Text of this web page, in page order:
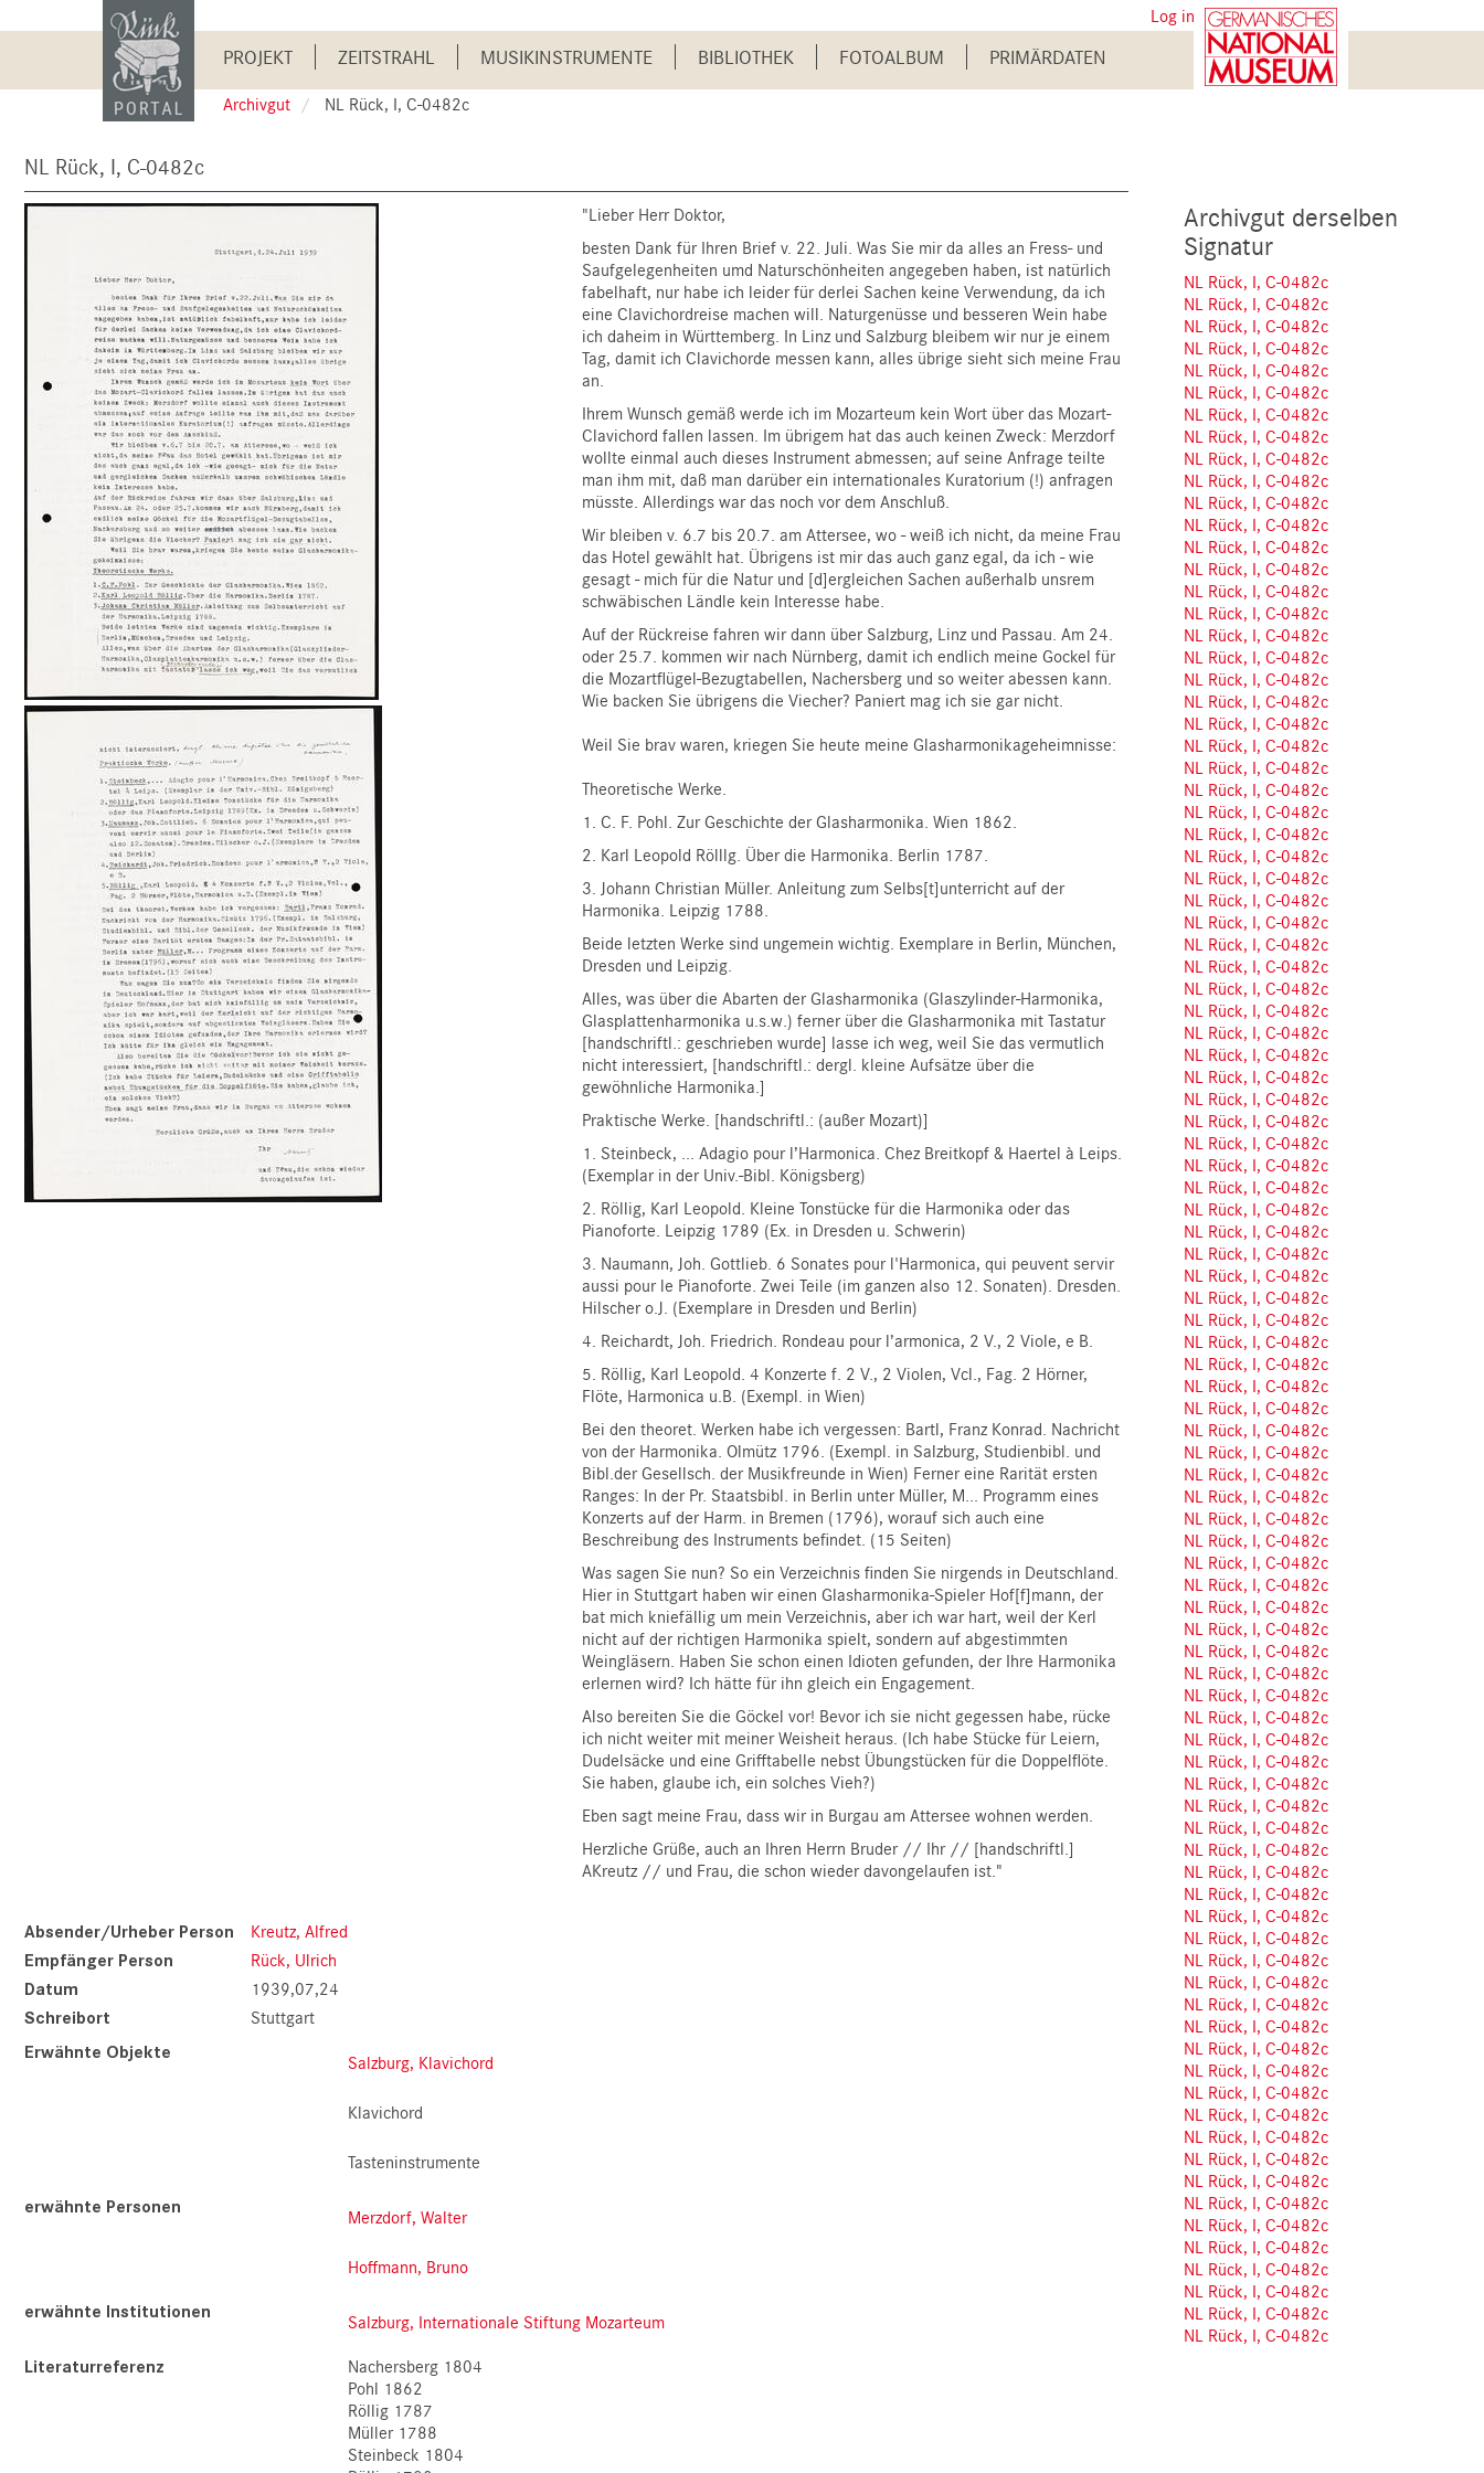
to
User
account
menu
Log in
Main
navigation
PROJEKT ZEITSTRAHL MUSIKINSTRUMENTE BIBLIOTHEK FOTOALBUM PRIMÄRDATEN
Archivgut NL Rück, I, C-0482c
NL Rück, I, C-0482c
"Lieber Herr Doktor,
besten Dank für Ihren Brief v. 22. Juli. Was Sie mir da alles an Fress- und
Saufgelegenheiten umd Naturschönheiten angegeben haben, ist natürlich
fabelhaft, nur habe ich leider für derlei Sachen keine Verwendung, da ich
eine Clavichordreise machen will. Naturgenüsse und besseren Wein habe
ich daheim in Württemberg. In Linz und Salzburg bleibem wir nur je einem
Tag, damit ich Clavichorde messen kann, alles übrige sieht sich meine Frau
an.
Ihrem Wunsch gemäß werde ich im Mozarteum kein Wort über das Mozart-
Clavichord fallen lassen. Im übrigem hat das auch keinen Zweck: Merzdorf
wollte einmal auch dieses Instrument abmessen; auf seine Anfrage teilte
man ihm mit, daß man darüber ein internationales Kuratorium (!) anfragen
müsste. Allerdings war das noch vor dem Anschluß.
Wir bleiben v. 6.7 bis 20.7. am Attersee, wo - weiß ich nicht, da meine Frau
das Hotel gewählt hat. Übrigens ist mir das auch ganz egal, da ich - wie
gesagt - mich für die Natur und [d]ergleichen Sachen außerhalb unsrem
schwäbischen Ländle kein Interesse habe.
Auf der Rückreise fahren wir dann über Salzburg, Linz und Passau. Am 24.
oder 25.7. kommen wir nach Nürnberg, damit ich endlich meine Gockel für
die Mozartflügel-Bezugtabellen, Nachersberg und so weiter abessen kann.
Wie backen Sie übrigens die Viecher? Paniert mag ich sie gar nicht.
Weil Sie brav waren, kriegen Sie heute meine Glasharmonikageheimnisse:
Theoretische Werke.
1. C. F. Pohl. Zur Geschichte der Glasharmonika. Wien 1862.
2. Karl Leopold Rölllg. Über die Harmonika. Berlin 1787.
3. Johann Christian Müller. Anleitung zum Selbs[t]unterricht auf der
Harmonika. Leipzig 1788.
Beide letzten Werke sind ungemein wichtig. Exemplare in Berlin, München,
Dresden und Leipzig.
Alles, was über die Abarten der Glasharmonika (Glaszylinder-Harmonika,
Glasplattenharmonika u.s.w.) ferner über die Glasharmonika mit Tastatur
[handschriftl.: geschrieben wurde] lasse ich weg, weil Sie das vermutlich
nicht interessiert, [handschriftl.: dergl. kleine Aufsätze über die
gewöhnliche Harmonika.]
Praktische Werke. [handschriftl.: (außer Mozart)]
1. Steinbeck, ... Adagio pour l’Harmonica. Chez Breitkopf & Haertel à Leips.
(Exemplar in der Univ.-Bibl. Königsberg)
2. Röllig, Karl Leopold. Kleine Tonstücke für die Harmonika oder das
Pianoforte. Leipzig 1789 (Ex. in Dresden u. Schwerin)
3. Naumann, Joh. Gottlieb. 6 Sonates pour l'Harmonica, qui peuvent servir
aussi pour le Pianoforte. Zwei Teile (im ganzen also 12. Sonaten). Dresden.
Hilscher o.J. (Exemplare in Dresden und Berlin)
4. Reichardt, Joh. Friedrich. Rondeau pour l’armonica, 2 V., 2 Viole, e B.
5. Röllig, Karl Leopold. 4 Konzerte f. 2 V., 2 Violen, Vcl., Fag. 2 Hörner,
Flöte, Harmonica u.B. (Exempl. in Wien)
Bei den theoret. Werken habe ich vergessen: Bartl, Franz Konrad. Nachricht
von der Harmonika. Olmütz 1796. (Exempl. in Salzburg, Studienbibl. und
Bibl.der Gesellsch. der Musikfreunde in Wien) Ferner eine Rarität ersten
Ranges: In der Pr. Staatsbibl. in Berlin unter Müller, M... Programm eines
Konzerts auf der Harm. in Bremen (1796), worauf sich auch eine
Beschreibung des Instruments befindet. (15 Seiten)
Was sagen Sie nun? So ein Verzeichnis finden Sie nirgends in Deutschland.
Hier in Stuttgart haben wir einen Glasharmonika-Spieler Hof[f]mann, der
bat mich kniefällig um mein Verzeichnis, aber ich war hart, weil der Kerl
nicht auf der richtigen Harmonika spielt, sondern auf abgestimmten
Weingläsern. Haben Sie schon einen Idioten gefunden, der Ihre Harmonika
erlernen wird? Ich hätte für ihn gleich ein Engagement.
Also bereiten Sie die Göckel vor! Bevor ich sie nicht gegessen habe, rücke
ich nicht weiter mit meiner Weisheit heraus. (Ich habe Stücke für Leiern,
Dudelsäcke und eine Grifftabelle nebst Übungstücken für die Doppelflöte.
Sie haben, glaube ich, ein solches Vieh?)
Eben sagt meine Frau, dass wir in Burgau am Attersee wohnen werden.
Herzliche Grüße, auch an Ihren Herrn Bruder // Ihr // [handschriftl.]
AKreutz // und Frau, die schon wieder davongelaufen ist."
Absender/Urheber Person Kreutz, Alfred
Empfänger Person Rück, Ulrich
Datum 1939,07,24
Schreibort Stuttgart
Erwähnte Objekte Salzburg, Klavichord
Klavichord
Tasteninstrumente
erwähnte Personen Merzdorf, Walter
Hoffmann, Bruno
erwähnte Institutionen Salzburg, Internationale Stiftung Mozarteum
Literaturreferenz
Nachersberg 1804
Pohl 1862
Röllig 1787
Müller 1788
Steinbeck 1804
Archivgut derselben
Signatur
NL Rück, I, C-0482c
NL Rück, I, C-0482c
NL Rück, I, C-0482c
NL Rück, I, C-0482c
NL Rück, I, C-0482c
NL Rück, I, C-0482c
NL Rück, I, C-0482c
NL Rück, I, C-0482c
NL Rück, I, C-0482c
NL Rück, I, C-0482c
NL Rück, I, C-0482c
NL Rück, I, C-0482c
NL Rück, I, C-0482c
NL Rück, I, C-0482c
NL Rück, I, C-0482c
NL Rück, I, C-0482c
NL Rück, I, C-0482c
NL Rück, I, C-0482c
NL Rück, I, C-0482c
NL Rück, I, C-0482c
NL Rück, I, C-0482c
NL Rück, I, C-0482c
NL Rück, I, C-0482c
NL Rück, I, C-0482c
NL Rück, I, C-0482c
NL Rück, I, C-0482c
NL Rück, I, C-0482c
NL Rück, I, C-0482c
NL Rück, I, C-0482c
NL Rück, I, C-0482c
NL Rück, I, C-0482c
NL Rück, I, C-0482c
NL Rück, I, C-0482c
NL Rück, I, C-0482c
NL Rück, I, C-0482c
NL Rück, I, C-0482c
NL Rück, I, C-0482c
NL Rück, I, C-0482c
NL Rück, I, C-0482c
NL Rück, I, C-0482c
NL Rück, I, C-0482c
NL Rück, I, C-0482c
NL Rück, I, C-0482c
NL Rück, I, C-0482c
NL Rück, I, C-0482c
NL Rück, I, C-0482c
NL Rück, I, C-0482c
NL Rück, I, C-0482c
NL Rück, I, C-0482c
NL Rück, I, C-0482c
NL Rück, I, C-0482c
NL Rück, I, C-0482c
NL Rück, I, C-0482c
NL Rück, I, C-0482c
NL Rück, I, C-0482c
NL Rück, I, C-0482c
NL Rück, I, C-0482c
NL Rück, I, C-0482c
NL Rück, I, C-0482c
NL Rück, I, C-0482c
NL Rück, I, C-0482c
NL Rück, I, C-0482c
NL Rück, I, C-0482c
NL Rück, I, C-0482c
NL Rück, I, C-0482c
NL Rück, I, C-0482c
NL Rück, I, C-0482c
NL Rück, I, C-0482c
NL Rück, I, C-0482c
NL Rück, I, C-0482c
NL Rück, I, C-0482c
NL Rück, I, C-0482c
NL Rück, I, C-0482c
NL Rück, I, C-0482c
NL Rück, I, C-0482c
NL Rück, I, C-0482c
NL Rück, I, C-0482c
NL Rück, I, C-0482c
NL Rück, I, C-0482c
NL Rück, I, C-0482c
NL Rück, I, C-0482c
NL Rück, I, C-0482c
NL Rück, I, C-0482c
NL Rück, I, C-0482c
NL Rück, I, C-0482c
NL Rück, I, C-0482c
NL Rück, I, C-0482c
NL Rück, I, C-0482c
NL Rück, I, C-0482c
NL Rück, I, C-0482c
NL Rück, I, C-0482c
NL Rück, I, C-0482c
NL Rück, I, C-0482c
NL Rück, I, C-0482c